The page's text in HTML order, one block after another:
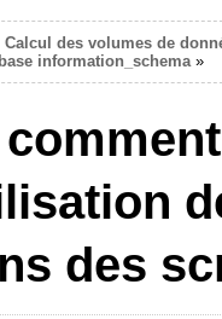
Calcul des volumes de
information_schema »
des